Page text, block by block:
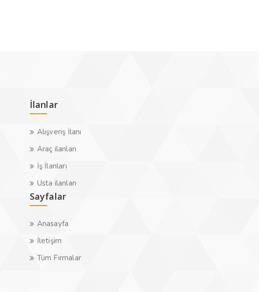
İlanlar
Alışveriş İlanı
Araç ilanları
İş İlanları
Usta ilanları
Sayfalar
Anasayfa
İletişim
Tüm Firmalar